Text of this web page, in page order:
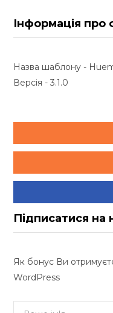
Інформація про
Назва шаблону -
Версія - 3.1.0
Підписатися на
Як бонус Ви
WordPress